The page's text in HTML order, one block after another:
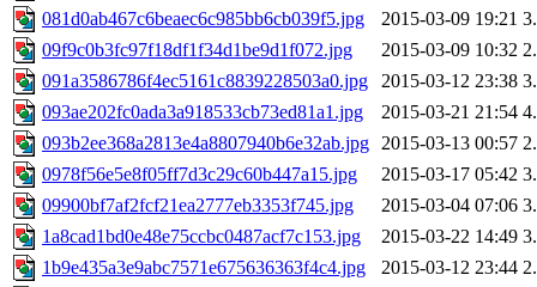
081d0ab467c6beaec6c985bb6cb039f5.jpg
2015-03-09 19:21
09f9c0b3fc97f18df1f34d1be9d1f072.jpg
2015-03-09 10:32
091a3586786f4ec5161c8839228503a0.jpg
2015-03-12 23:38
093ae202fc0ada3a918533cb73ed81a1.jpg
2015-03-21 21:54
093b2ee368a2813e4a8807940b6e32ab.jpg 2015-03-13 00:57
0978f56e5e8f05ff7d3c29c60b447a15.jpg
2015-03-17 05:42
09900bf7af2fcf21ea2777eb3353f745.jpg
2015-03-04 07:06
1a8cad1bd0e48e75ccbc0487acf7c153.jpg
2015-03-22 14:49
1b9e435a3e9abc7571e675636363f4c4.jpg
2015-03-12 23:44